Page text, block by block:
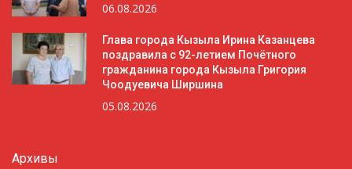
06.08.2026
Глава города Кызыла Ирина Казанцева
поздравила с 92-летием Почётного
гражданина города Кызыла Григория
Чоодуевича Ширшина
05.08.2026
Архивы